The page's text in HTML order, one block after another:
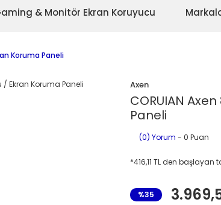
& Monitör Ekran Koruyucu
Koruma Paneli
Axen
CORUIAN
Paneli
(0) Yorum - 0 Puan
*416,11 TL den başlayan
%35